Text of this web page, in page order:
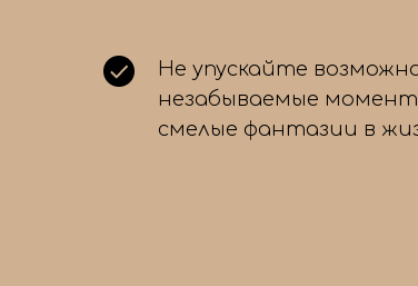
Не упускайте
незабываемые
смелые фантазии в